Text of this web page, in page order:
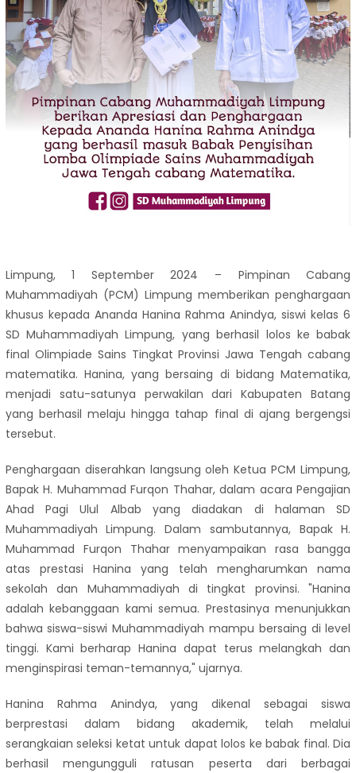
Limpung, 1 September 2024 – Pimpinan Cabang
Muhammadiyah (PCM) Limpung memberikan penghargaan
khusus kepada Ananda Hanina Rahma Anindya, siswi kelas 6
SD Muhammadiyah Limpung, yang berhasil lolos ke babak
final Olimpiade Sains Tingkat Provinsi Jawa Tengah cabang
matematika. Hanina, yang bersaing di bidang Matematika,
menjadi satu-satunya perwakilan dari Kabupaten Batang
yang berhasil melaju hingga tahap final di ajang bergengsi
tersebut.
Penghargaan diserahkan langsung oleh Ketua PCM Limpung,
Bapak H. Muhammad Furqon Thahar, dalam acara Pengajian
Ahad Pagi Ulul Albab yang diadakan di halaman SD
Muhammadiyah Limpung. Dalam sambutannya, Bapak H.
Muhammad Furqon Thahar menyampaikan rasa bangga
atas prestasi Hanina yang telah mengharumkan nama
sekolah dan Muhammadiyah di tingkat provinsi. "Hanina
adalah kebanggaan kami semua. Prestasinya menunjukkan
bahwa siswa-siswi Muhammadiyah mampu bersaing di level
tinggi. Kami berharap Hanina dapat terus melangkah dan
menginspirasi teman-temannya," ujarnya.
Hanina Rahma Anindya, yang dikenal sebagai siswa
berprestasi dalam bidang akademik, telah melalui
serangkaian seleksi ketat untuk dapat lolos ke babak final. Dia
berhasil mengungguli ratusan peserta dari berbagai